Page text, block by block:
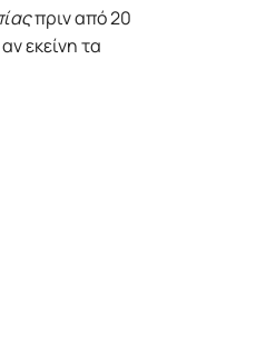
πριν από 20
εκείνη τα